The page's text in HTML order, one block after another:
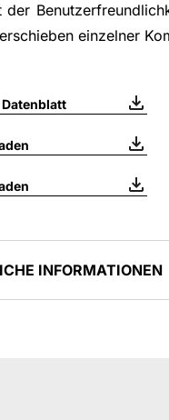
der
einzelner
INFORMATIONEN